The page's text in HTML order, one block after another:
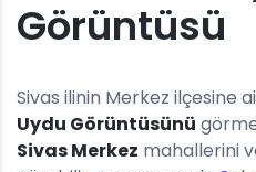
Görüntüsü
Sivas ilinin Merkez ilçesine
Uydu Görüntüsünü
Sivas Merkez mahallerini